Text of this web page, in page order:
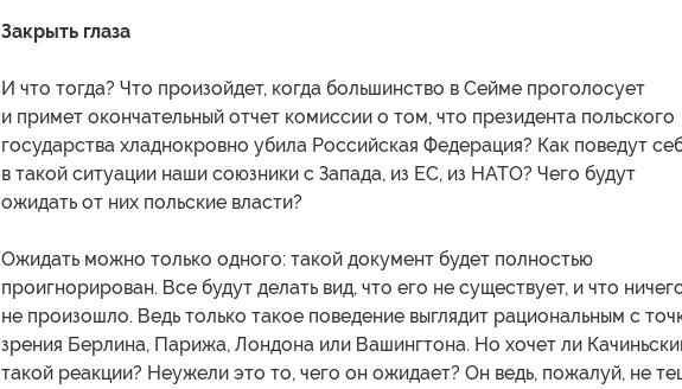
Закрыть глаза
И что тогда? Что произойдет, когда большинство в Сейме проголосует
и примет окончательный отчет комиссии о том, что президента польского
государства хладнокровно убила Российская Федерация? Как поведут
в такой ситуации наши союзники с Запада, из ЕС, из НАТО? Чего будут
ожидать от них польские власти?
Ожидать можно только одного: такой документ будет полностью
проигнорирован. Все будут делать вид, что его не существует, и что
не произошло. Ведь только такое поведение выглядит рациональным с
зрения Берлина, Парижа, Лондона или Вашингтона. Но хочет ли
такой реакции? Неужели это то, чего он ожидает? Он ведь, пожалуй, не